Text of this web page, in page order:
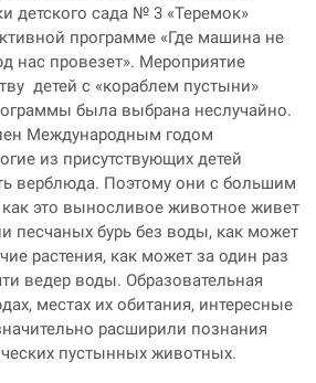
детского сада № 3 «Теремок»
программе «Где машина не
нас провезет». Мероприятие
детей с «кораблем пустыни»
была выбрана неслучайно.
Международным годом
из присутствующих детей
верблюда. Поэтому они с большим
это выносливое животное живет
песчаных бурь без воды, как может
растения, как может за один раз
ведер воды. Образовательная
местах их обитания, интересные
расширили познания
пустынных животных.